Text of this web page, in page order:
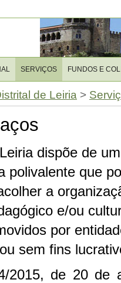
SERVIÇOS FUNDOS E
de Leiria >
dispõe de
polivalente que
a
e/ou
por
sem fins
2015, de 20 de